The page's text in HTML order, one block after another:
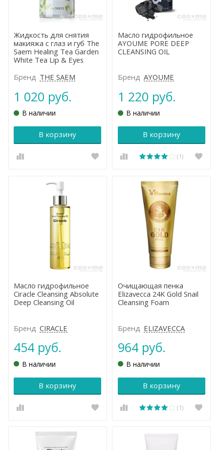
Жидкость для снятия
макияжа с глаз и губ The
Saem Healing Tea Garden
White Tea Lip & Eyes
Бренд THE SAEM
1 020 руб.
В наличии
В корзину
Масло гидрофильное
AYOUME PORE DEEP
CLEANSING OIL
Бренд AYOUME
1 220 руб.
В наличии
В корзину
(1)
Масло гидрофильное
Ciracle Cleansing Absolute
Deep Cleansing Oil
Бренд CIRACLE
454 руб.
В наличии
В корзину
Очищающая пенка
Elizavecca 24K Gold Snail
Cleansing Foam
Бренд ELIZAVECCA
964 руб.
В наличии
В корзину
(1)